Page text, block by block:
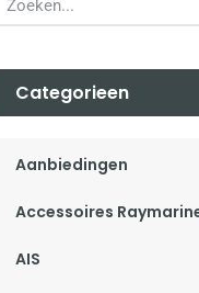
Categorieen
Aanbiedingen
Accessoires
AIS